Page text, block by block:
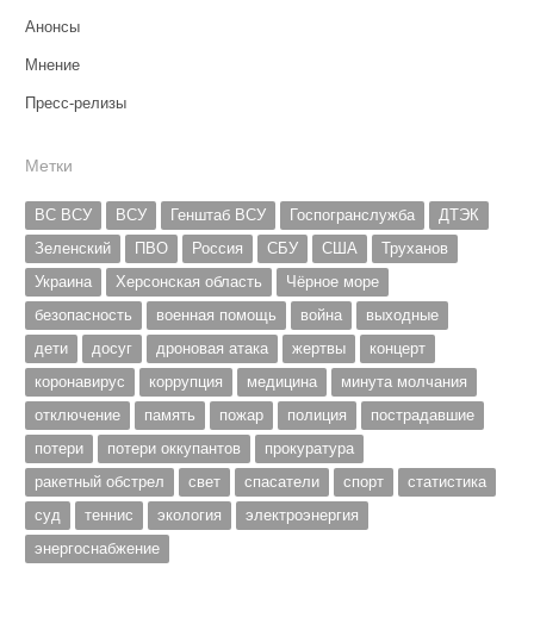
Анонсы
Мнение
Пресс-релизы
Метки
ВС ВСУ ВСУ Генштаб ВСУ Госпогранслужба
ДТЭК
Зеленский
ПВО Россия СБУ США
Труханов
Украина
Херсонская область
Чёрное море
безопасность
военная помощь война
выходные
дети
досуг дроновая атака жертвы
концерт
коронавирус
коррупция медицина
минута молчания
отключение
память пожар полиция
пострадавшие
потери
потери оккупантов
прокуратура
ракетный обстрел
свет спасатели спорт
статистика
суд
теннис экология
электроэнергия
энергоснабжение